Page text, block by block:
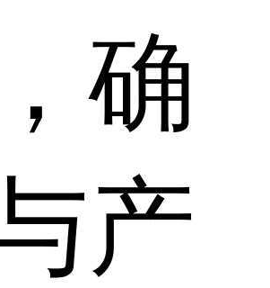
确
产